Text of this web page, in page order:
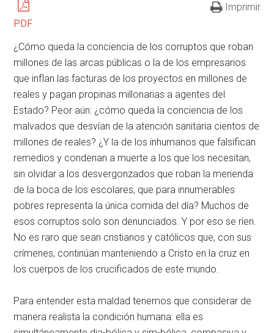
PDF
Imprimir
¿Cómo queda la conciencia de los corruptos que roban
millones de las arcas públicas o la de los empresarios
que inflan las facturas de los proyectos en millones de
reales y pagan propinas millonarias a agentes del
Estado? Peor aún: ¿cómo queda la conciencia de los
malvados que desvían de la atención sanitaria cientos de
millones de reales? ¿Y la de los inhumanos que falsifican
remedios y condenan a muerte a los que los necesitan,
sin olvidar a los desvergonzados que roban la merienda
de la boca de los escolares, que para innumerables
pobres representa la única comida del día? Muchos de
esos corruptos solo son denunciados. Y por eso se ríen.
No es raro que sean cristianos y católicos que, con sus
crímenes, continúan manteniendo a Cristo en la cruz en
los cuerpos de los crucificados de este mundo.
Para entender esta maldad tenemos que considerar de
manera realista la condición humana: ella es